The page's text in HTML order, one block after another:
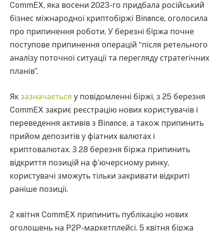
CommEX, яка восени 2023-го придбала російський
бізнес міжнародної криптобіржі Binance, оголосила
про припинення роботи. У березні біржа почне
поступове припинення операцій “після ретельного
аналізу поточної ситуації та перегляду стратегічних
планів”.
Як зазначається у повідомленні біржі, з 25 березня
CommEX закриє реєстрацію нових користувачів і
переведення активів з Binance, а також припинить
прийом депозитів у фіатних валютах і
криптовалютах. З 28 березня біржа припинить
відкриття позицій на ф’ючерсному ринку,
користувачі зможуть тільки закривати відкриті
раніше позиції.
2 квітня CommEX припинить публікацію нових
оголошень на P2P-маркетплейсі. 5 квітня біржа